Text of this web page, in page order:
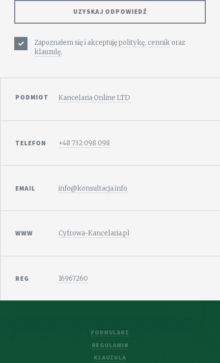
Zapoznałem się i akceptujępolitykę, cennik oraz
klauzulę.
PODMIOT Kancelaria Online LTD
TELEFON +48 732 098 098
EMAIL info@konsultacja.info
WWW Cyfrowa-Kancelaria.pl
REG 16967260
FORMULARZ
REGULAMIN
KLAUZULA